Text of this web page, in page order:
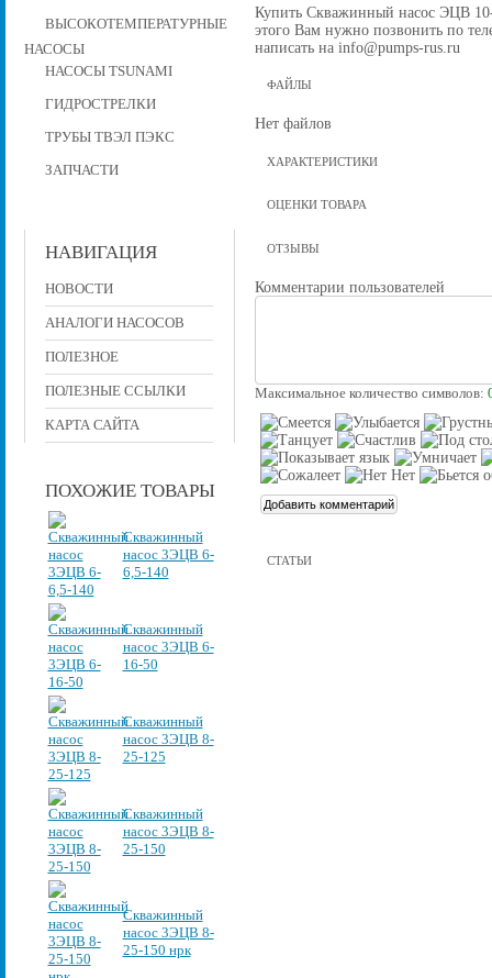
ВЫСОКОТЕМПЕРАТУРНЫЕ
НАСОСЫ
НАСОСЫ TSUNAMI
ГИДРОСТРЕЛКИ
ТРУБЫ ТВЭЛ ПЭКС
ЗАПЧАСТИ
НАВИГАЦИЯ
НОВОСТИ
АНАЛОГИ НАСОСОВ
ПОЛЕЗНОЕ
ПОЛЕЗНЫЕ ССЫЛКИ
КАРТА САЙТА
ПОХОЖИЕ ТОВАРЫ
Скважинный
насос 3ЭЦВ 6-
6,5-140
Скважинный
насос 3ЭЦВ 6-
16-50
Скважинный
насос 3ЭЦВ 8-
25-125
Скважинный
насос 3ЭЦВ 8-
25-150
Скважинный
насос 3ЭЦВ 8-
25-150 нрк
Купить Скважинный насос ЭЦВ
этого Вам нужно позвонить по
написать на info@pumps-rus.ru
ФАЙЛЫ
Нет файлов
ХАРАКТЕРИСТИКИ
ОЦЕНКИ ТОВАРА
ОТЗЫВЫ
Комментарии пользователей
Максимальное количество символов:
СТАТЬИ